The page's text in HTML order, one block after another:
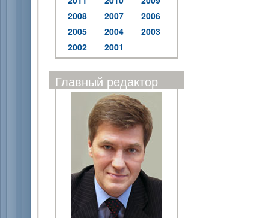
2008
2007
2006
2005
2004
2003
2002
2001
Главный редактор